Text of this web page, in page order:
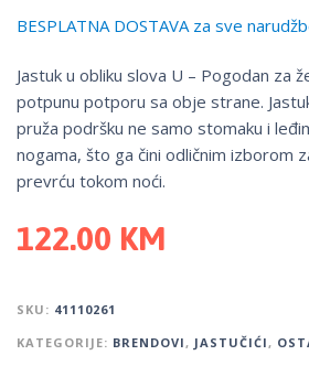
BESPLATNA DOSTAVA za sve
Jastuk u obliku slova U – Pogodan za
potpunu potporu sa obje strane.
pruža podršku ne samo stomaku i
nogama, što ga čini odličnim izborom
prevrću tokom noći.
122.00 KM
SKU: 41110261
KATEGORIJE: BRENDOVI, JASTUČIĆI,